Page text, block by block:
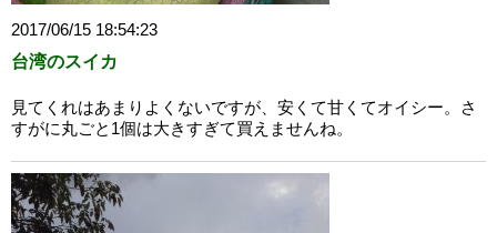
2017/06/15 18:54:23
台湾のスイカ
見てくれはあまりよくないですが、安くて甘くてオイシー。さ
すがに丸ごと1個は大きすぎて買えませんね。